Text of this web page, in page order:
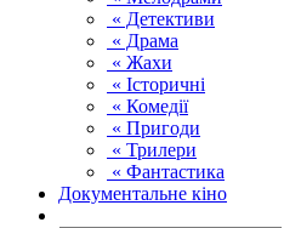
« Детективи
« Драма
« Жахи
« Історичні
« Комедії
« Пригоди
« Трилери
« Фантастика
Документальне кіно